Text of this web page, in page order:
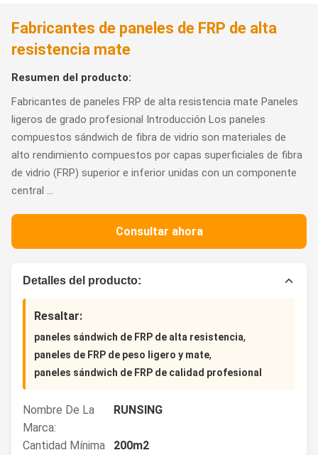
Fabricantes de paneles de FRP de alta
resistencia mate
Resumen del producto:
Fabricantes de paneles FRP de alta resistencia mate Paneles
ligeros de grado profesional Introducción Los paneles
compuestos sándwich de fibra de vidrio son materiales de
alto rendimiento compuestos por capas superficiales de fibra
de vidrio (FRP) superior e inferior unidas con un componente
central ...
Consultar ahora
Detalles del producto:
Resaltar:
paneles sándwich de FRP de alta resistencia,
paneles de FRP de peso ligero y mate,
paneles sándwich de FRP de calidad profesional
Nombre De La
Marca:
RUNSING
Cantidad Mínima
200m2